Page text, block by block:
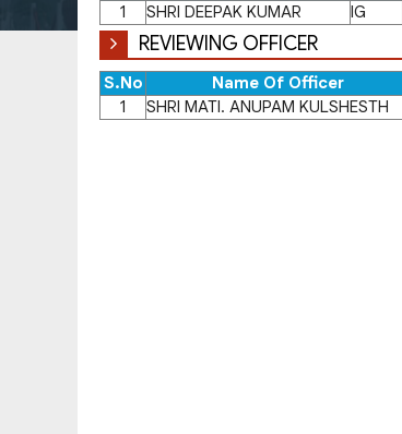
1
SHRI DEEPAK KUMAR IG
REVIEWING OFFICER
S.No Name Of Officer
1
SHRI MATI. ANUPAM KULSHESTH